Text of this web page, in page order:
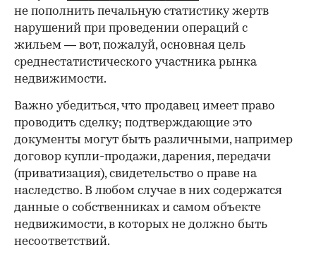
не пополнить печальную статистику жертв
нарушений при проведении операций с
жильем — вот, пожалуй, основная цель
среднестатистического участника рынка
недвижимости.
Важно убедиться, что продавец имеет право
проводить сделку; подтверждающие это
документы могут быть различными, например
договор купли-продажи, дарения, передачи
(приватизация), свидетельство о праве на
наследство. В любом случае в них содержатся
данные о собственниках и самом объекте
недвижимости, в которых не должно быть
несоответствий.